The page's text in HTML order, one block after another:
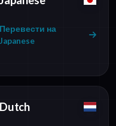
Перевести на
Japanese
Dutch